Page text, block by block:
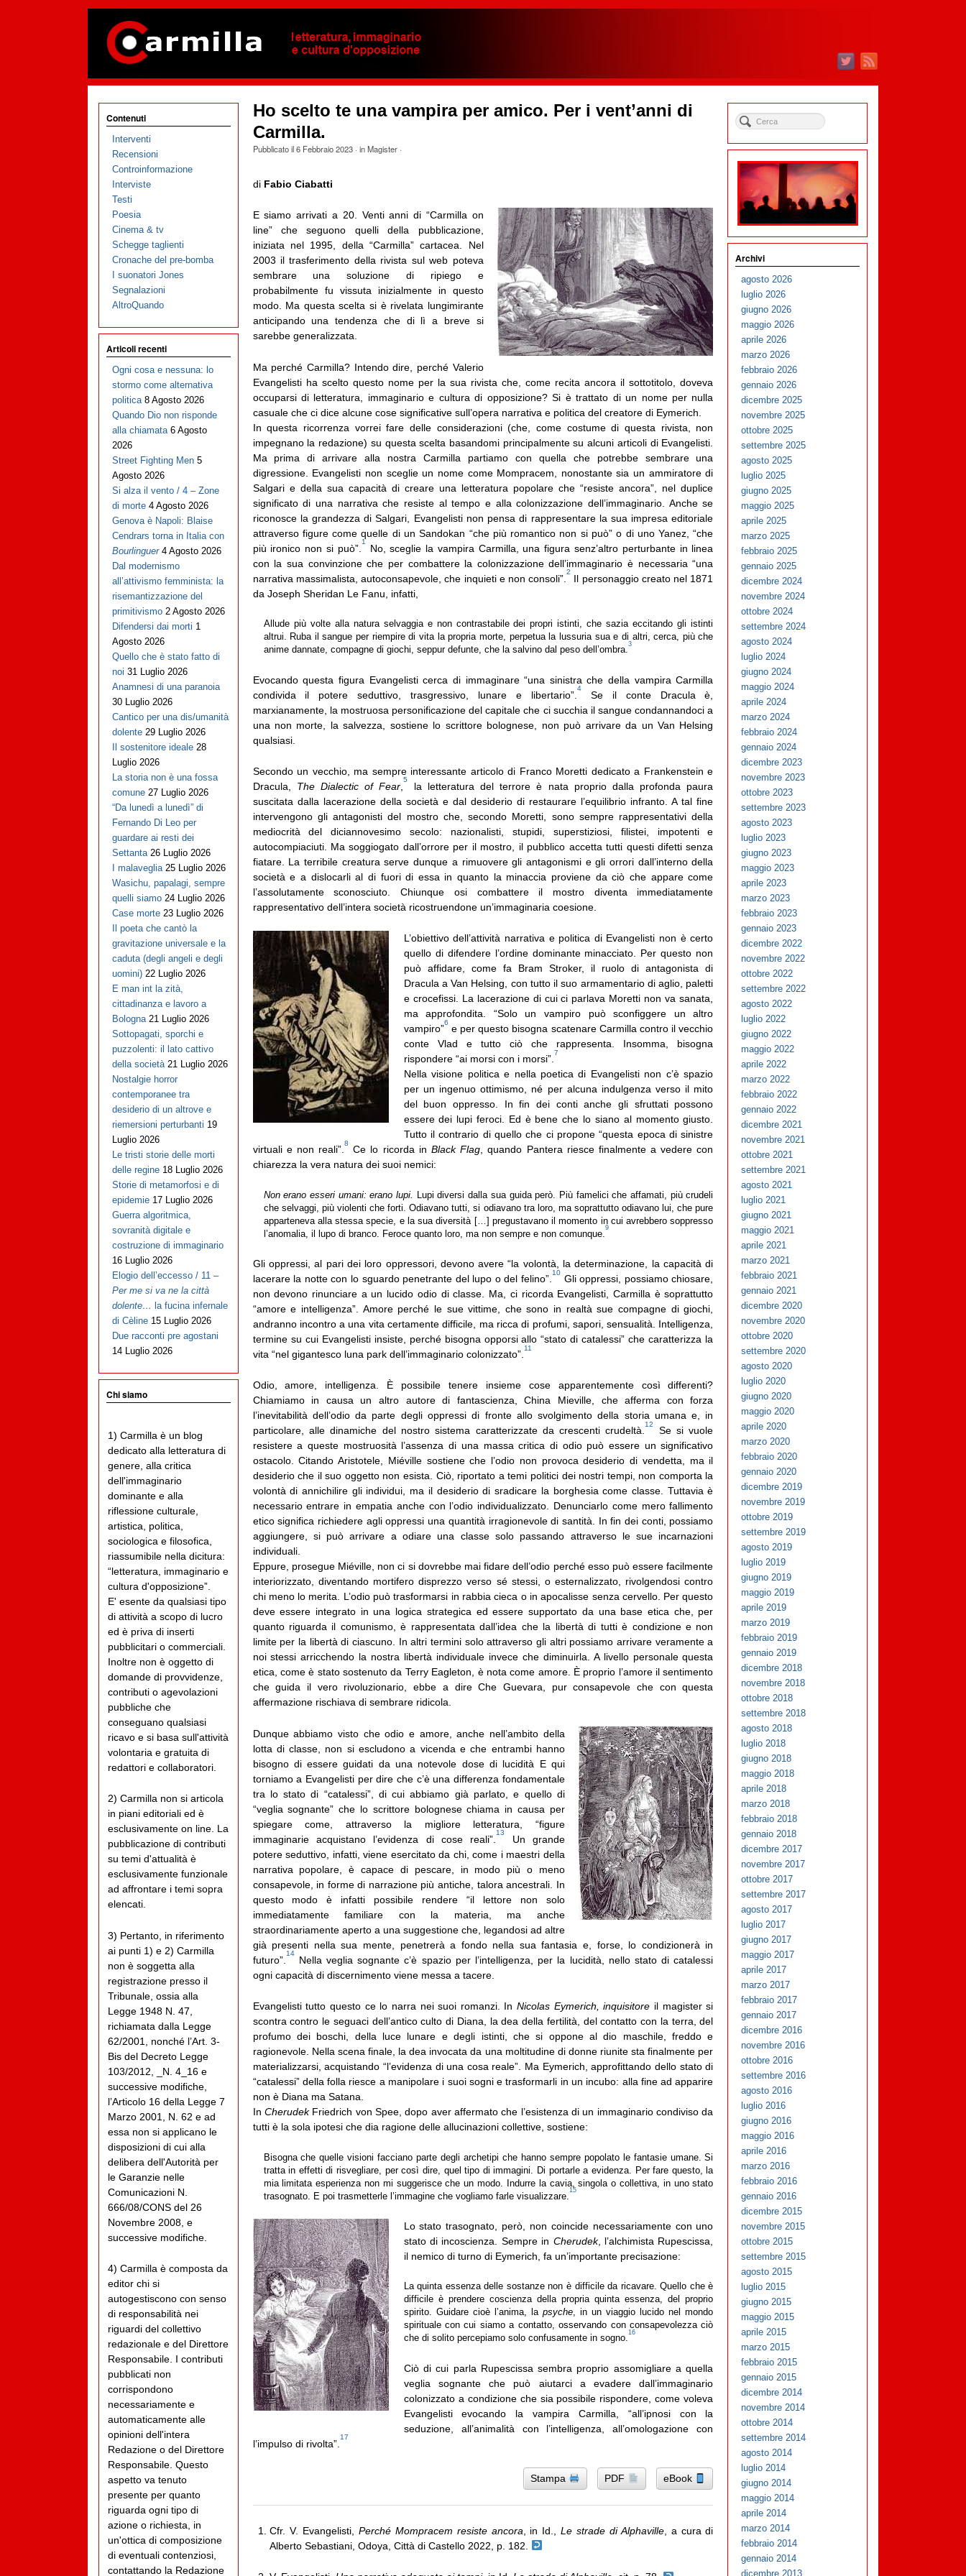
Ho scelto te una vampira per amico. Per i vent’anni di
Carmilla.
Pubblicato il6 Febbraio 2023· inMagister·
diFabio Ciabatti
E siamo arrivati a 20. Venti anni di “Carmilla on
line” che seguono quelli della pubblicazione,
iniziata nel 1995, della “Carmilla” cartacea. Nel
2003 il trasferimento della rivista sul web poteva
sembrare una soluzione di ripiego e
probabilmente fu vissuta inizialmente in questo
modo. Ma questa scelta si è rivelata lungimirante
anticipando una tendenza che di lì a breve si
sarebbe generalizzata.
Ma perché Carmilla? Intendo dire, perché Valerio
Evangelisti ha scelto questo nome per la sua rivista che, come recita ancora il sottotitolo, doveva
occuparsi di letteratura, immaginario e cultura di opposizione? Si è trattato di un nome per nulla
casuale che ci dice alcune cose significative sull’opera narrativa e politica del creatore di Eymerich.
In questa ricorrenza vorrei fare delle considerazioni (che, come costume di questa rivista, non
impegnano la redazione) su questa scelta basandomi principalmente su alcuni articoli di Evangelisti.
Ma prima di arrivare alla nostra Carmilla partiamo con quella che potrebbe sembrare una
digressione. Evangelisti non sceglie un nome come Mompracem, nonostante sia un ammiratore di
Salgari e della sua capacità di creare una letteratura popolare che “resiste ancora”, nel duplice
significato di una narrativa che resiste al tempo e alla colonizzazione dell’immaginario. Anche se
riconosce la grandezza di Salgari, Evangelisti non pensa di rappresentare la sua impresa editoriale
attraverso figure come quelle di un Sandokan “che più romantico non si può” o di uno Yanez, “che
più ironico non si può”.
1
No, sceglie la vampira Carmilla, una figura senz’altro perturbante in linea
con la sua convinzione che per combattere la colonizzazione dell’immaginario è necessaria “una
narrativa massimalista, autoconsapevole, che inquieti e non consoli”.
2
Il personaggio creato nel 1871
da Joseph Sheridan Le Fanu, infatti,
Allude più volte alla natura selvaggia e non contrastabile dei propri istinti, che sazia eccitando gli istinti
altrui. Ruba il sangue per riempire di vita la propria morte, perpetua la lussuria sua e di altri, cerca, più che
anime dannate, compagne di giochi, seppur defunte, che la salvino dal peso dell’ombra.
3
Evocando questa figura Evangelisti cerca di immaginare “una sinistra che della vampira Carmilla
condivida il potere seduttivo, trasgressivo, lunare e libertario”.
4
Se il conte Dracula è,
marxianamente, la mostruosa personificazione del capitale che ci succhia il sangue condannandoci a
una non morte, la salvezza, sostiene lo scrittore bolognese, non può arrivare da un Van Helsing
qualsiasi.
Secondo un vecchio, ma sempre interessante articolo di Franco Moretti dedicato a Frankenstein e
Dracula, The Dialectic of Fear
5
la letteratura del terrore è nata proprio dalla profonda paura
suscitata dalla lacerazione della società e dal desiderio di restaurare l’equilibrio infranto. A tal fine
intervengono gli antagonisti del mostro che, secondo Moretti, sono sempre rappresentativi della
mediocrità del diciannovesimo secolo: nazionalisti, stupidi, superstiziosi, filistei, impotenti e
autocompiaciuti. Ma soggiogato dall’orrore per il mostro, il pubblico accetta tutti questi difetti senza
fiatare. La terribile creatura serve dunque a rimuovere gli antagonismi e gli orrori dall’interno della
società e a dislocarli al di fuori di essa in quanto la minaccia proviene da ciò che appare come
l’assolutamente sconosciuto. Chiunque osi combattere il mostro diventa immediatamente
rappresentativo dell’intera società ricostruendone un’immaginaria coesione.
L’obiettivo dell’attività narrativa e politica di Evangelisti non è certo
quello di difendere l’ordine dominante minacciato. Per questo non
può affidare, come fa Bram Stroker, il ruolo di antagonista di
Dracula a Van Helsing, con tutto il suo armamentario di aglio, paletti
e crocefissi. La lacerazione di cui ci parlava Moretti non va sanata,
ma approfondita. “Solo un vampiro può sconfiggere un altro
vampiro”
6
e per questo bisogna scatenare Carmilla contro il vecchio
conte Vlad e tutto ciò che rappresenta. Insomma, bisogna
rispondere “ai morsi con i morsi”.
7
Nella visione politica e nella poetica di Evangelisti non c’è spazio
per un ingenuo ottimismo, né per alcuna indulgenza verso il mito
del buon oppresso. In fin dei conti anche gli sfruttati possono
essere dei lupi feroci. Ed è bene che lo siano al momento giusto.
Tutto il contrario di quello che ci propone “questa epoca di sinistre
virtuali e non reali”.
8
Ce lo ricorda inBlack Flag, quando Pantera riesce finalmente a vedere con
chiarezza la vera natura dei suoi nemici:
Non erano esseri umani: erano lupi.
Lupi diversi dalla sua guida però. Più famelici che affamati, più crudeli
che selvaggi, più violenti che forti. Odiavano tutti, si odiavano tra loro, ma soprattutto odiavano lui, che pure
apparteneva alla stessa specie, e la sua diversità […] pregustavano il momento in cui avrebbero soppresso
l’anomalia, il lupo di branco. Feroce quanto loro, ma non sempre e non comunque.
9
Gli oppressi, al pari dei loro oppressori, devono avere “la volontà, la determinazione, la capacità di
lacerare la notte con lo sguardo penetrante del lupo o del felino”.
10
Gli oppressi, possiamo chiosare,
non devono rinunciare a un lucido odio di classe. Ma, ci ricorda Evangelisti, Carmilla è soprattutto
“amore e intelligenza”. Amore perché le sue vittime, che sono in realtà sue compagne di giochi,
andranno incontro a una vita certamente difficile, ma ricca di profumi, sapori, sensualità. Intelligenza,
termine su cui Evangelisti insiste, perché bisogna opporsi allo “stato di catalessi” che caratterizza la
vita “nel gigantesco luna park dell’immaginario colonizzato”.
11
Odio, amore, intelligenza. È possibile tenere insieme cose apparentemente così differenti?
Chiamiamo in causa un altro autore di fantascienza, China Mieville, che afferma con forza
l’inevitabilità dell’odio da parte degli oppressi di fronte allo svolgimento della storia umana e, in
particolare, alle dinamiche del nostro sistema caratterizzate da crescenti crudeltà.
12
Se si vuole
resistere a queste mostruosità l’assenza di una massa critica di odio può essere un significativo
ostacolo. Citando Aristotele, Miéville sostiene che l’odio non provoca desiderio di vendetta, ma il
desiderio che il suo oggetto non esista. Ciò, riportato a temi politici dei nostri tempi, non comporta la
volontà di annichilire gli individui, ma il desiderio di sradicare la borghesia come classe. Tuttavia è
necessario entrare in empatia anche con l’odio individualizzato. Denunciarlo come mero fallimento
etico significa richiedere agli oppressi una quantità irragionevole di santità. In fin dei conti, possiamo
aggiungere, si può arrivare a odiare una classe solo passando attraverso le sue incarnazioni
individuali.
Eppure, prosegue Miéville, non ci si dovrebbe mai fidare dell’odio perché esso può essere facilmente
interiorizzato, diventando mortifero disprezzo verso sé stessi, o esternalizzato, rivolgendosi contro
chi meno lo merita. L’odio può trasformarsi in rabbia cieca o in apocalisse senza cervello. Per questo
deve essere integrato in una logica strategica ed essere supportato da una base etica che, per
quanto riguarda il comunismo, è rappresentata dall’idea che la libertà di tutti è condizione e non
limite per la libertà di ciascuno. In altri termini solo attraverso gli altri possiamo arrivare veramente a
noi stessi arricchendo la nostra libertà individuale invece che diminuirla. A livello personale questa
etica, come è stato sostenuto da Terry Eagleton, è nota come amore. È proprio l’amore il sentimento
che guida il vero rivoluzionario, ebbe a dire Che Guevara, pur consapevole che con questa
affermazione rischiava di sembrare ridicola.
Dunque abbiamo visto che odio e amore, anche nell’ambito della
lotta di classe, non si escludono a vicenda e che entrambi hanno
bisogno di essere guidati da una notevole dose di lucidità E qui
torniamo a Evangelisti per dire che c’è una differenza fondamentale
tra lo stato di “catalessi”, di cui abbiamo già parlato, e quello di
“veglia sognante” che lo scrittore bolognese chiama in causa per
spiegare come, attraverso la migliore letteratura, “figure
immaginarie acquistano l’evidenza di cose reali”.
13
Un grande
potere seduttivo, infatti, viene esercitato da chi, come i maestri della
narrativa popolare, è capace di pescare, in modo più o meno
consapevole, in forme di narrazione più antiche, talora ancestrali. In
questo modo è infatti possibile rendere “il lettore non solo
immediatamente familiare con la materia, ma anche
straordinariamente aperto a una suggestione che, legandosi ad altre
già presenti nella sua mente, penetrerà a fondo nella sua fantasia e, forse, lo condizionerà in
futuro”.
14
Nella veglia sognante c’è spazio per l’intelligenza, per la lucidità, nello stato di catalessi
ogni capacità di discernimento viene messa a tacere.
Evangelisti tutto questo ce lo narra nei suoi romanzi. InNicolas Eymerich, inquisitore il magister si
scontra contro le seguaci dell’antico culto di Diana, la dea della fertilità, del contatto con la terra, del
profumo dei boschi, della luce lunare e degli istinti, che si oppone al dio maschile, freddo e
ragionevole. Nella scena finale, la dea invocata da una moltitudine di donne riunite sta finalmente per
materializzarsi, acquistando “l’evidenza di una cosa reale”. Ma Eymerich, approfittando dello stato di
“catalessi” della folla riesce a manipolare i suoi sogni e trasformarli in un incubo: alla fine ad apparire
non è Diana ma Satana.
In CherudekFriedrich von Spee, dopo aver affermato che l’esistenza di un immaginario condiviso da
tutti è la sola ipotesi che dia ragione delle allucinazioni collettive, sostiene:
Bisogna che quelle visioni facciano parte degli archetipi che hanno sempre popolato le fantasie umane. Si
tratta in effetti di risvegliare, per così dire, quel tipo di immagini. Di portarle a evidenza. Per fare questo, la
mia limitata esperienza non mi suggerisce che un modo. Indurre la cavia, singola o collettiva, in uno stato
trasognato. E poi trasmetterle l’immagine che vogliamo farle visualizzare.
15
Lo stato trasognato, però, non coincide necessariamente con uno
stato di incoscienza. Sempre in Cherudek, l’alchimista Rupescissa,
il nemico di turno di Eymerich, fa un’importante precisazione:
La quinta essenza delle sostanze non è difficile da ricavare. Quello che è
difficile è prendere coscienza della propria quinta essenza, del proprio
spirito. Guidare cioè l’anima, la psyche, in un viaggio lucido nel mondo
spirituale con cui siamo a contatto, osservando con consapevolezza ciò
che di solito percepiamo solo confusamente in sogno.
16
Ciò di cui parla Rupescissa sembra proprio assomigliare a quella
veglia sognante che può aiutarci a evadere dall’immaginario
colonizzato a condizione che sia possibile rispondere, come voleva
Evangelisti evocando la vampira Carmilla, “all’ipnosi con la
seduzione, all’animalità con l’intelligenza, all’omologazione con
l’impulso di rivolta”.
17
Stampa PDF eBook
Cfr. V. Evangelisti, Perché Mompracem resiste ancora , in Id.,Le strade di Alphaville, a cura di
Alberto Sebastiani, Odoya, Città di Castello 2022, p. 182.
Contenuti
Interventi
Recensioni
Controinformazione
Interviste
Testi
Poesia
Cinema & tv
Schegge taglienti
Cronache del pre-bomba
I suonatori Jones
Segnalazioni
AltroQuando
Articoli recenti
Ogni cosa e nessuna: lo
stormo come alternativa
politica 8 Agosto 2026
Quando Dio non risponde
alla chiamata 6 Agosto
2026
Street Fighting Men 5
Agosto 2026
Si alza il vento / 4 – Zone
di morte 4 Agosto 2026
Genova è Napoli: Blaise
Cendrars torna in Italia con
Bourlinguer 4 Agosto 2026
Dal modernismo
all’attivismo femminista: la
risemantizzazione del
primitivismo 2 Agosto 2026
Difendersi dai morti 1
Agosto 2026
Quello che è stato fatto di
noi 31 Luglio 2026
Anamnesi di una paranoia
30 Luglio 2026
Cantico per una dis/umanità
dolente 29 Luglio 2026
Il sostenitore ideale 28
Luglio 2026
La storia non è una fossa
comune 27 Luglio 2026
“Da lunedì a lunedì” di
Fernando Di Leo per
guardare ai resti dei
Settanta 26 Luglio 2026
I malaveglia 25 Luglio 2026
Wasichu, papalagi, sempre
quelli siamo 24 Luglio 2026
Case morte 23 Luglio 2026
Il poeta che cantò la
gravitazione universale e la
caduta (degli angeli e degli
uomini) 22 Luglio 2026
E man int la zità,
cittadinanza e lavoro a
Bologna 21 Luglio 2026
Sottopagati, sporchi e
puzzolenti: il lato cattivo
della società 21 Luglio 2026
Nostalgie horror
contemporanee tra
desiderio di un altrove e
riemersioni perturbanti 19
Luglio 2026
Le tristi storie delle morti
delle regine 18 Luglio 2026
Storie di metamorfosi e di
epidemie 17 Luglio 2026
Guerra algoritmica,
sovranità digitale e
costruzione di immaginario
16 Luglio 2026
Elogio dell’eccesso / 11 –
Per me si va ne la città
dolente… la fucina infernale
di Cèline 15 Luglio 2026
Due racconti pre agostani
14 Luglio 2026
Chi siamo
1) Carmilla è un blog
dedicato alla letteratura di
genere, alla critica
dell'immaginario
dominante e alla
riflessione culturale,
artistica, politica,
sociologica e filosofica,
riassumibile nella dicitura:
“letteratura, immaginario e
cultura d'opposizione”.
E' esente da qualsiasi tipo
di attività a scopo di lucro
ed è priva di inserti
pubblicitari o commerciali.
Inoltre non è oggetto di
domande di provvidenze,
contributi o agevolazioni
pubbliche che
conseguano qualsiasi
ricavo e si basa sull'attività
volontaria e gratuita di
redattori e collaboratori.
2) Carmilla non si articola
in piani editoriali ed è
esclusivamente on line. La
pubblicazione di contributi
su temi d'attualità è
esclusivamente funzionale
ad affrontare i temi sopra
elencati.
3) Pertanto, in riferimento
ai punti 1) e 2) Carmilla
non è soggetta alla
registrazione presso il
Tribunale, ossia alla
Legge 1948 N. 47,
richiamata dalla Legge
62/2001, nonché l’Art. 3-
Bis del Decreto Legge
103/2012, _N. 4_16 e
successive modifiche,
l’Articolo 16 della Legge 7
Marzo 2001, N. 62 e ad
essa non si applicano le
disposizioni di cui alla
delibera dell'Autorità per
le Garanzie nelle
Comunicazioni N.
666/08/CONS del 26
Novembre 2008, e
successive modifiche.
4) Carmilla è composta da
editor chi si
autogestiscono con senso
di responsabilità nei
riguardi del collettivo
redazionale e del Direttore
Responsabile. I contributi
pubblicati non
corrispondono
necessariamente e
automaticamente alle
opinioni dell'intera
Redazione o del Direttore
Responsabile. Questo
aspetto va tenuto
presente per quanto
riguarda ogni tipo di
azione o richiesta, in
un'ottica di composizione
di eventuali contenziosi,
contattando la Redazione
Archivi
agosto 2026
luglio 2026
giugno 2026
maggio 2026
aprile 2026
marzo 2026
febbraio 2026
gennaio 2026
dicembre 2025
novembre 2025
ottobre 2025
settembre 2025
agosto 2025
luglio 2025
giugno 2025
maggio 2025
aprile 2025
marzo 2025
febbraio 2025
gennaio 2025
dicembre 2024
novembre 2024
ottobre 2024
settembre 2024
agosto 2024
luglio 2024
giugno 2024
maggio 2024
aprile 2024
marzo 2024
febbraio 2024
gennaio 2024
dicembre 2023
novembre 2023
ottobre 2023
settembre 2023
agosto 2023
luglio 2023
giugno 2023
maggio 2023
aprile 2023
marzo 2023
febbraio 2023
gennaio 2023
dicembre 2022
novembre 2022
ottobre 2022
settembre 2022
agosto 2022
luglio 2022
giugno 2022
maggio 2022
aprile 2022
marzo 2022
febbraio 2022
gennaio 2022
dicembre 2021
novembre 2021
ottobre 2021
settembre 2021
agosto 2021
luglio 2021
giugno 2021
maggio 2021
aprile 2021
marzo 2021
febbraio 2021
gennaio 2021
dicembre 2020
novembre 2020
ottobre 2020
settembre 2020
agosto 2020
luglio 2020
giugno 2020
maggio 2020
aprile 2020
marzo 2020
febbraio 2020
gennaio 2020
dicembre 2019
novembre 2019
ottobre 2019
settembre 2019
agosto 2019
luglio 2019
giugno 2019
maggio 2019
aprile 2019
marzo 2019
febbraio 2019
gennaio 2019
dicembre 2018
novembre 2018
ottobre 2018
settembre 2018
agosto 2018
luglio 2018
giugno 2018
maggio 2018
aprile 2018
marzo 2018
febbraio 2018
gennaio 2018
dicembre 2017
novembre 2017
ottobre 2017
settembre 2017
agosto 2017
luglio 2017
giugno 2017
maggio 2017
aprile 2017
marzo 2017
febbraio 2017
gennaio 2017
dicembre 2016
novembre 2016
ottobre 2016
settembre 2016
agosto 2016
luglio 2016
giugno 2016
maggio 2016
aprile 2016
marzo 2016
febbraio 2016
gennaio 2016
dicembre 2015
novembre 2015
ottobre 2015
settembre 2015
agosto 2015
luglio 2015
giugno 2015
maggio 2015
aprile 2015
marzo 2015
febbraio 2015
gennaio 2015
dicembre 2014
novembre 2014
ottobre 2014
settembre 2014
agosto 2014
luglio 2014
giugno 2014
maggio 2014
aprile 2014
marzo 2014
febbraio 2014
gennaio 2014
dicembre 2013